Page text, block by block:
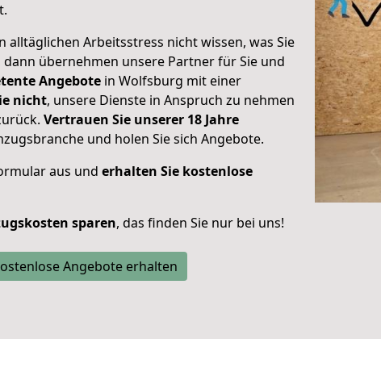
alltäglichen Arbeitsstress nicht wissen, was Sie
übernehmen unsere Partner für Sie und
Angebote in Wolfsburg mit einer
nicht, unsere Dienste in Anspruch zu nehmen
Vertrauen Sie unserer 18 Jahre
und holen Sie sich Angebote.
aus und erhalten Sie kostenlose
sparen, das finden Sie nur bei uns!
Angebote erhalten